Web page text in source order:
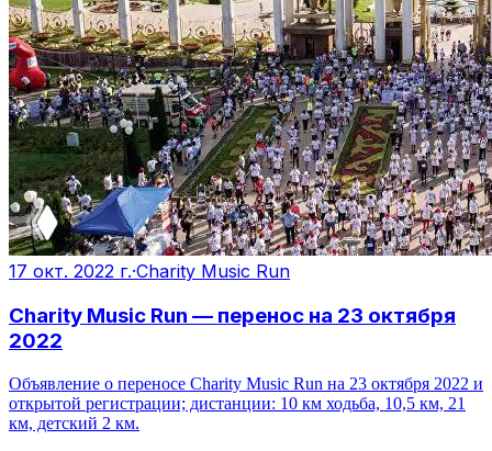
17 окт. 2022 г.·Charity Music Run
Charity Music Run — перенос на 23 октября
2022
Объявление о переносе Charity Music Run на 23 октября 2022 и
открытой регистрации; дистанции: 10 км ходьба, 10,5 км, 21
км, детский 2 км.